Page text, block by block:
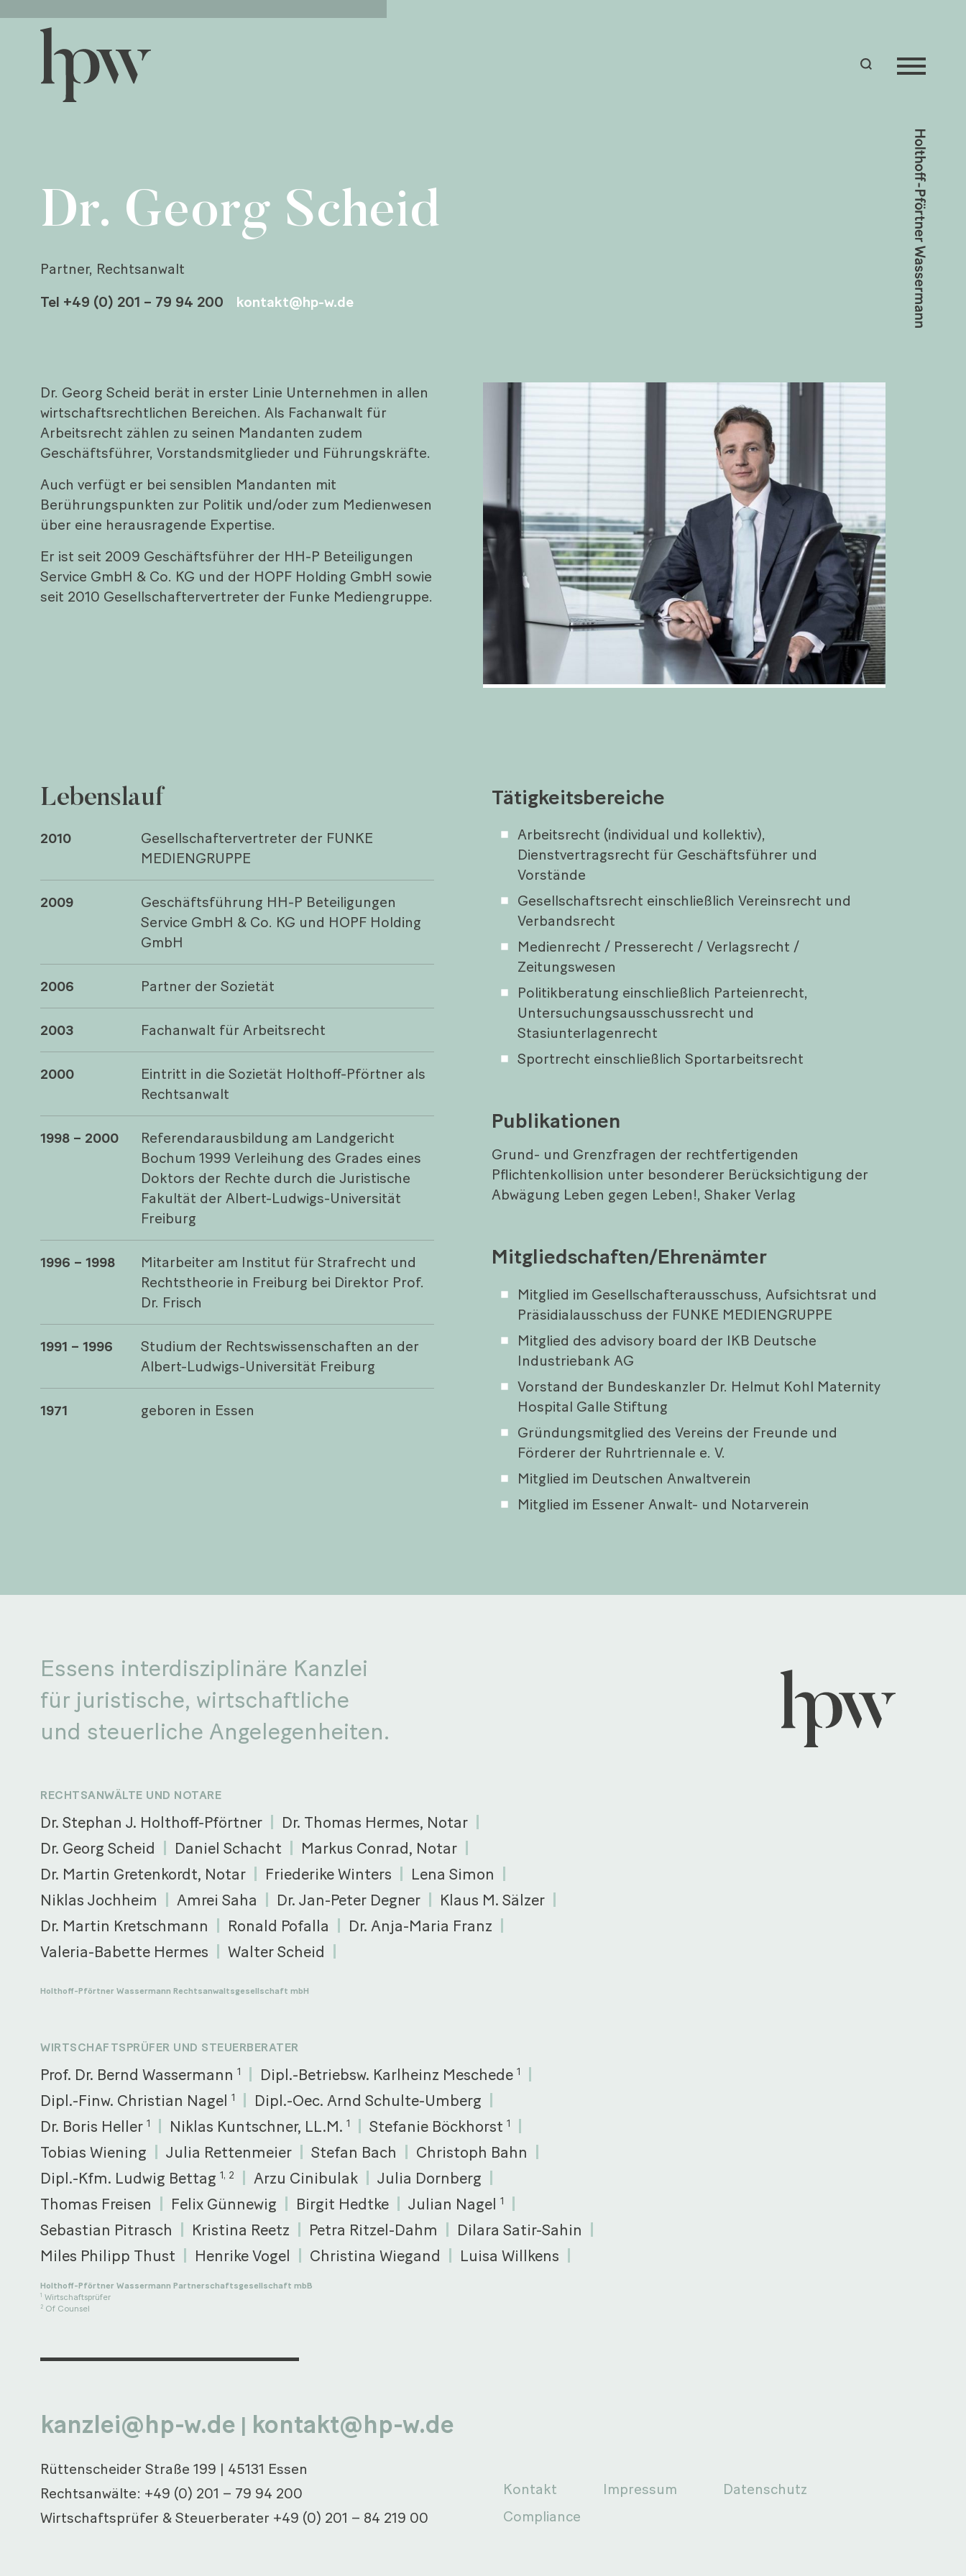
Dr. Georg Scheid
Partner, Rechtsanwalt
Tel +49 (0) 201 – 79 94 200
kontakt@hp-w.de
Dr. Georg Scheid berät in erster Linie Unternehmen in allen
wirtschaftsrechtlichen Bereichen. Als Fachanwalt für
Arbeitsrecht zählen zu seinen Mandanten zudem
Geschäftsführer, Vorstandsmitglieder und Führungskräfte.
Auch verfügt er bei sensiblen Mandanten mit
Berührungspunkten zur Politik und/oder zum Medienwesen
über eine herausragende Expertise.
Er ist seit 2009 Geschäftsführer der HH-P Beteiligungen
Service GmbH & Co. KG und der HOPF Holding GmbH sowie
seit 2010 Gesellschaftervertreter der Funke Mediengruppe.
Lebenslauf
2010
Gesellschaftervertreter der FUNKE
MEDIENGRUPPE
2009
Geschäftsführung HH-P Beteiligungen
Service GmbH & Co. KG und HOPF Holding
GmbH
2006 Partner der Sozietät
2003 Fachanwalt für Arbeitsrecht
2000
Eintritt in die Sozietät Holthoff-Pförtner als
Rechtsanwalt
1998 – 2000
Referendarausbildung am Landgericht
Bochum 1999 Verleihung des Grades eines
Doktors der Rechte durch die Juristische
Fakultät der Albert-Ludwigs-Universität
Freiburg
1996 – 1998
Mitarbeiter am Institut für Strafrecht und
Rechtstheorie in Freiburg bei Direktor Prof.
Dr. Frisch
1991 – 1996
Studium der Rechtswissenschaften an der
Albert-Ludwigs-Universität Freiburg
1971 geboren in Essen
Tätigkeitsbereiche
Arbeitsrecht (individual und kollektiv),
Dienstvertragsrecht für Geschäftsführer und
Vorstände
Gesellschaftsrecht einschließlich Vereinsrecht und
Verbandsrecht
Medienrecht / Presserecht / Verlagsrecht /
Zeitungswesen
Politikberatung einschließlich Parteienrecht,
Untersuchungsausschussrecht und
Stasiunterlagenrecht
Sportrecht einschließlich Sportarbeitsrecht
Publikationen
Grund- und Grenzfragen der rechtfertigenden
Pflichtenkollision unter besonderer Berücksichtigung der
Abwägung Leben gegen Leben!, Shaker Verlag
Mitgliedschaften/Ehrenämter
Mitglied im Gesellschafterausschuss, Aufsichtsrat und
Präsidialausschuss der FUNKE MEDIENGRUPPE
Mitglied des advisory board der IKB Deutsche
Industriebank AG
Vorstand der Bundeskanzler Dr. Helmut Kohl Maternity
Hospital Galle Stiftung
Gründungsmitglied des Vereins der Freunde und
Förderer der Ruhrtriennale e. V.
Mitglied im Deutschen Anwaltverein
Mitglied im Essener Anwalt- und Notarverein
Essens interdisziplinäre Kanzlei
für juristische, wirtschaftliche
und steuerliche Angelegenheiten.
RECHTSANWÄLTE UND NOTARE
Dr. Stephan J. Holthoff-Pförtner
Dr. Thomas Hermes, Notar
Dr. Georg Scheid
Daniel Schacht
Markus Conrad, Notar
Dr. Martin Gretenkordt, Notar
Friederike Winters
Lena Simon
Niklas Jochheim
Amrei Saha Dr. Jan-Peter Degner
Klaus M. Sälzer
Dr. Martin Kretschmann
Ronald Pofalla
Dr. Anja-Maria Franz
Valeria-Babette Hermes
Walter Scheid
Holthoff-Pförtner Wassermann Rechtsanwaltsgesellschaft mbH
WIRTSCHAFTSPRÜFER UND STEUERBERATER
Prof. Dr. Bernd Wassermann 1 Dipl.-Betriebsw. Karlheinz Meschede 1
Dipl.-Finw. Christian Nagel 1
Dipl.-Oec. Arnd Schulte-Umberg
Dr. Boris Heller 1 Niklas Kuntschner, LL.M. 1 Stefanie Böckhorst 1
Tobias Wiening Julia Rettenmeier Stefan Bach
Christoph Bahn
Dipl.-Kfm. Ludwig Bettag 1, 2 Arzu Cinibulak
Julia Dornberg
Thomas Freisen
Felix Günnewig Birgit Hedtke Julian Nagel 1
Sebastian Pitrasch Kristina Reetz Petra Ritzel-Dahm
Dilara Satir-Sahin
Miles Philipp Thust
Henrike Vogel Christina Wiegand Luisa Willkens
Holthoff-Pförtner Wassermann Partnerschaftsgesellschaft mbB
1 Wirtschaftsprüfer
2 Of Counsel
kanzlei@hp-w.de | kontakt@hp-w.de
Rüttenscheider Straße 199 | 45131 Essen
Rechtsanwälte: +49 (0) 201 – 79 94 200
Wirtschaftsprüfer & Steuerberater +49 (0) 201 – 84 219 00
Kontakt Impressum
Datenschutz
Compliance